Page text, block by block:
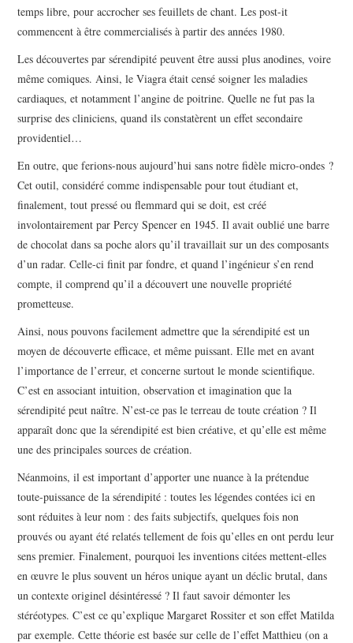
temps libre, pour accrocher ses feuillets de chant. Les post-it
commencent à être commercialisés à partir des années 1980.
Les découvertes par sérendipité peuvent être aussi plus anodines, voire
même comiques. Ainsi, le Viagra était censé soigner les maladies
cardiaques, et notamment l’angine de poitrine. Quelle ne fut pas la
surprise des cliniciens, quand ils constatèrent un effet secondaire
providentiel…
En outre, que ferions-nous aujourd’hui sans notre fidèle micro-ondes ?
Cet outil, considéré comme indispensable pour tout étudiant et,
finalement, tout pressé ou flemmard qui se doit, est créé
involontairement par Percy Spencer en 1945. Il avait oublié une barre
de chocolat dans sa poche alors qu’il travaillait sur un des composants
d’un radar. Celle-ci finit par fondre, et quand l’ingénieur s’en rend
compte, il comprend qu’il a découvert une nouvelle propriété
prometteuse.
Ainsi, nous pouvons facilement admettre que la sérendipité est un
moyen de découverte efficace, et même puissant. Elle met en avant
l’importance de l’erreur, et concerne surtout le monde scientifique.
C’est en associant intuition, observation et imagination que la
sérendipité peut naître. N’est-ce pas le terreau de toute création ? Il
apparaît donc que la sérendipité est bien créative, et qu’elle est même
une des principales sources de création.
Néanmoins, il est important d’apporter une nuance à la prétendue
toute-puissance de la sérendipité : toutes les légendes contées ici en
sont réduites à leur nom : des faits subjectifs, quelques fois non
prouvés ou ayant été relatés tellement de fois qu’elles en ont perdu leur
sens premier. Finalement, pourquoi les inventions citées mettent-elles
en œuvre le plus souvent un héros unique ayant un déclic brutal, dans
un contexte originel désintéressé ? Il faut savoir démonter les
stéréotypes. C’est ce qu’explique Margaret Rossiter et son effet Matilda
par exemple. Cette théorie est basée sur celle de l’effet Matthieu (on a